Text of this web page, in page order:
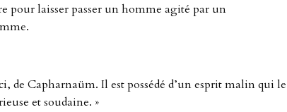
pour laisser passer un homme agité par un
de Capharnaüm. Il est possédé d’un esprit malin qui le
et soudaine. »